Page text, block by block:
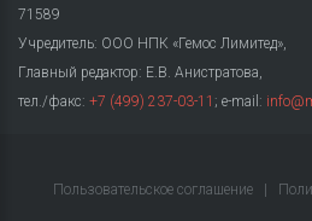
71589
Учредитель: ООО НПК «Гемос Лимитед»,
Главный редактор: Е.В. Анистратова,
тел./факс: +7 (499) 237-03-11 ; e-mail:
Пользовательское соглашение